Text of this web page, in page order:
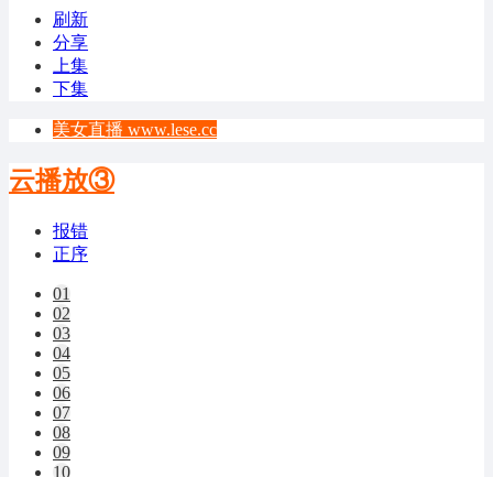
刷新
分享
上集
下集
美女直播 www.lese.cc
云播放③
报错
正序
01
02
03
04
05
06
07
08
09
10